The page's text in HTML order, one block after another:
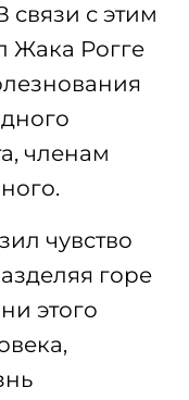
связи с этим
Жака Рогге
членам
чувство
горе
этого